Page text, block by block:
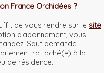
France Orchidées ?
de vous rendre sur le site
d'abonnement, vous
Sauf demande
rattaché(e) à la
de résidence.